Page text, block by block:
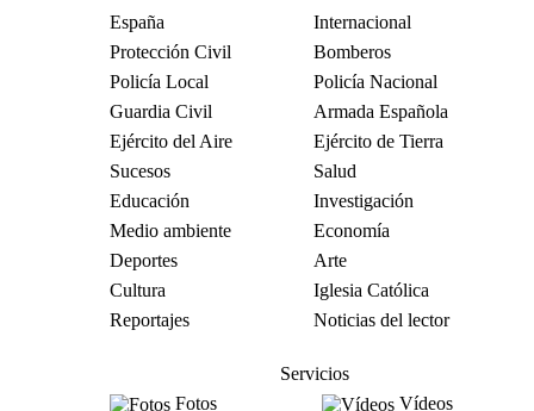
España
Internacional
Protección Civil
Bomberos
Policía Local
Policía Nacional
Guardia Civil
Armada Española
Ejército del Aire
Ejército de Tierra
Sucesos
Salud
Educación
Investigación
Medio ambiente
Economía
Deportes
Arte
Cultura
Iglesia Católica
Reportajes
Noticias del lector
Servicios
Fotos
Vídeos